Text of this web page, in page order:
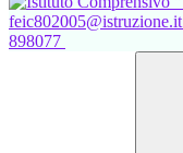
feic802005@istruzione.it
898077